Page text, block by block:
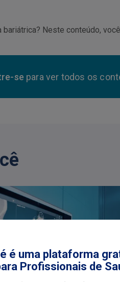
Neste conteúdo,
se para ver todos os
é uma plataforma
Profissionais de